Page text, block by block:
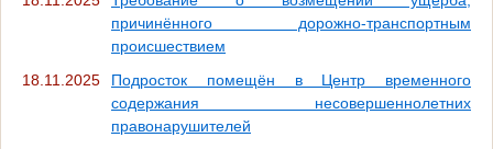
причинённого дорожно-транспортным
происшествием
18.11.2025
Подросток помещён в Центр временного
содержания несовершеннолетних
правонарушителей